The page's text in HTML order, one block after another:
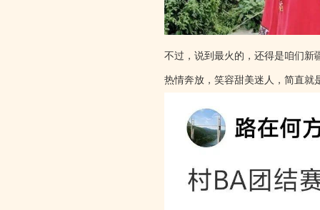
不过，说到最火的，还得是咱们新
热情奔放，笑容甜美迷人，简直就